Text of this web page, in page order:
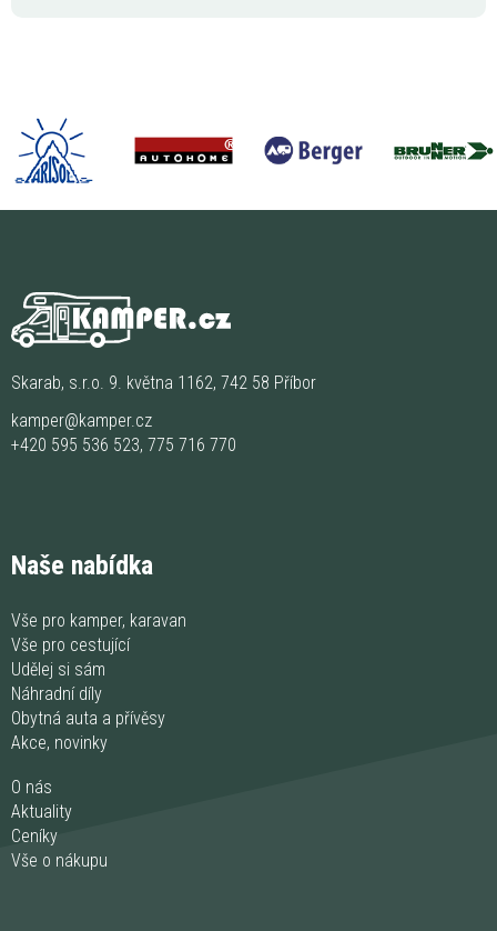
Skarab, s.r.o. 9. května 1162, 742 58 Příbor
kamper@kamper.cz
+420 595 536 523, 775 716 770
Naše nabídka
Vše pro kamper, karavan
Vše pro cestující
Udělej si sám
Náhradní díly
Obytná auta a přívěsy
Akce, novinky
O nás
Aktuality
Ceníky
Vše o nákupu